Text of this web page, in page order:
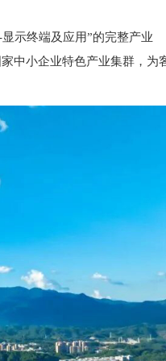
示终端及应用”的完整产业
中小企业特色产业集群，为